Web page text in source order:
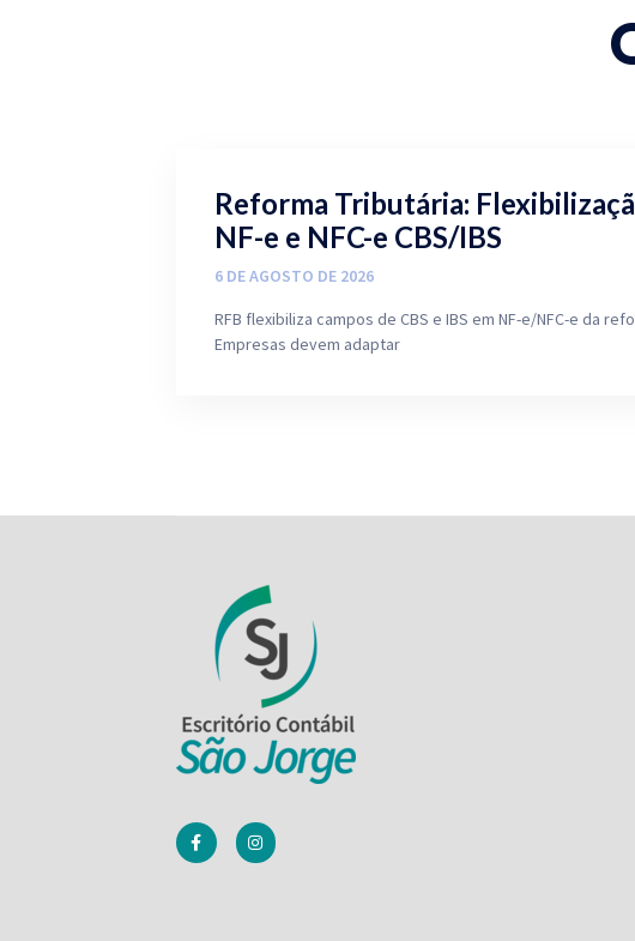
Reforma Tributária:
NF-e e NFC-e CBS/IBS
6 DE AGOSTO DE 2026
RFB flexibiliza campos de CBS e IBS em NF-e/NFC-e da
Empresas devem adaptar